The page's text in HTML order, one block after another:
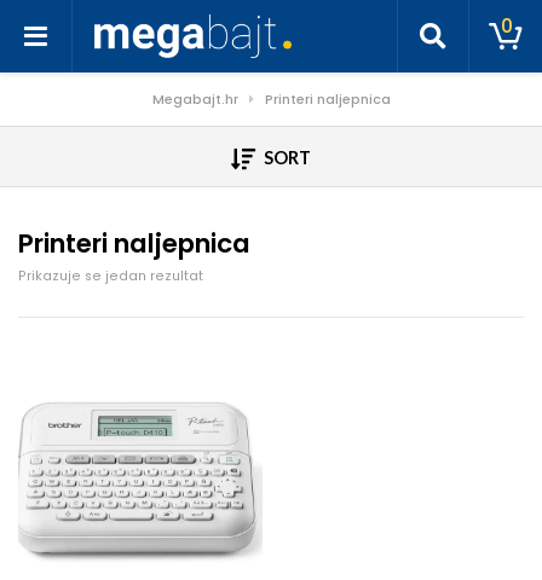
0
Megabajt.hr Printeri naljepnica
SORT
Printeri naljepnica
Prikazuje se jedan rezultat